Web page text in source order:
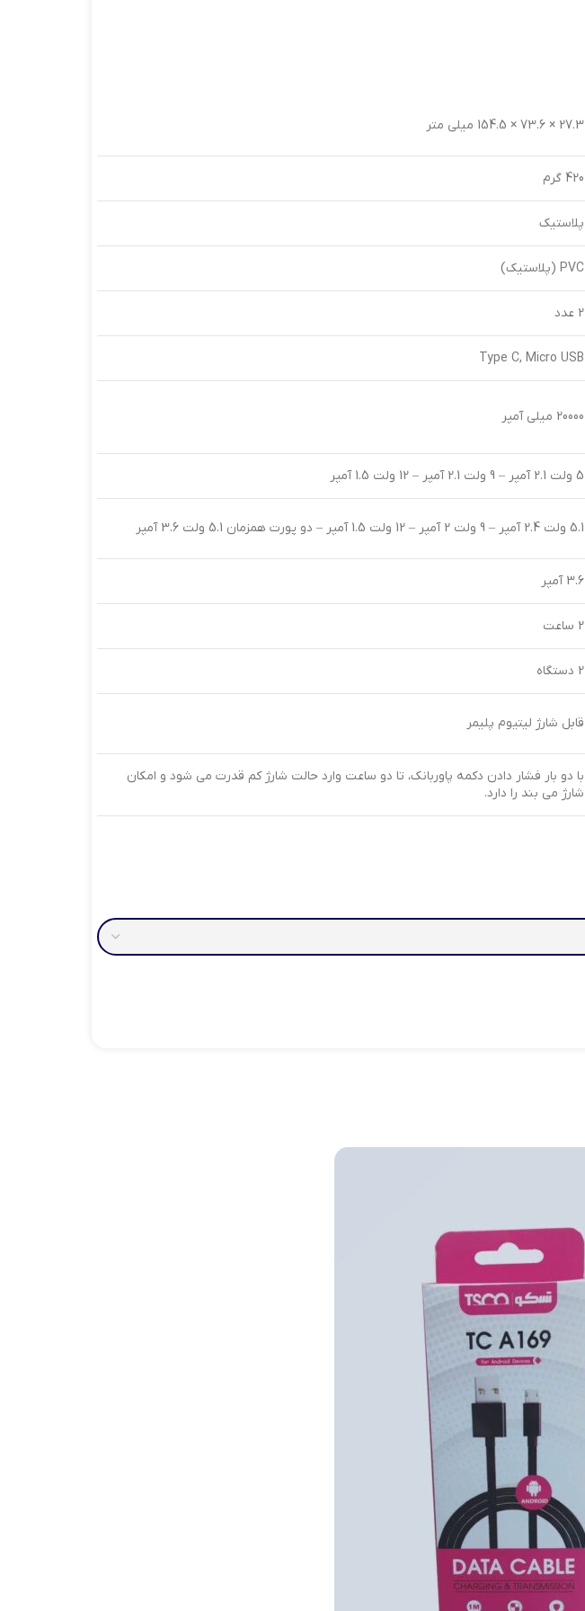
27.3 × 73.6 × 154.5 میلی متر
420 گرم
پلاستیک
PVC (پلاستیک)
2 عدد
Type C, Micro USB
20000 میلی آمپر
5 ولت 2.1 آمپر – 9 ولت 2.1 آمپر – 12 ولت 1.5 آمپر
5.1 ولت 2.4 آمپر – 9 ولت 2 آمپر – 12 ولت 1.5 آمپر – دو پورت همزمان 5.1 ولت 3.6 آمپر
3.6 آمپر
2 ساعت
2 دستگاه
قابل شارژ لیتیوم پلیمر
با دو بار فشار دادن دکمه پاوربانک، تا دو ساعت وارد حالت شارژ کم قدرت می شود و امکان
شارژ می بند را دارد.